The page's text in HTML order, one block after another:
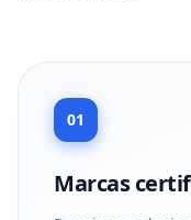
01
Marcas